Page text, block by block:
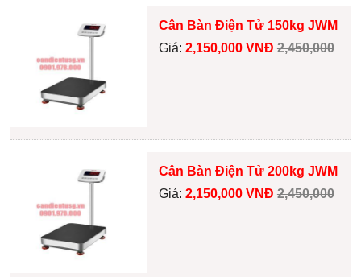
Cân Bàn Điện Tử 150kg JWM
Giá: 2,150,000 VNĐ 2,450,000
Cân Bàn Điện Tử 200kg JWM
Giá: 2,150,000 VNĐ 2,450,000